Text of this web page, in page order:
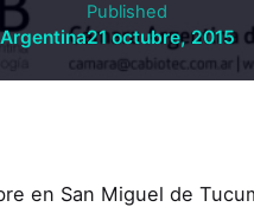
Published
21 octubre, 2015
en San Miguel de